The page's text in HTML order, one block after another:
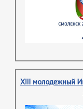
XIII молодежный